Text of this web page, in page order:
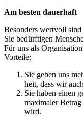
Am besten dauerhaft
Besonders wert­voll
Sie bedürftigen
Für uns als
Vorteile:
Sie geben uns
heit, dass wir
Sie haben einen
maximaler
wird.